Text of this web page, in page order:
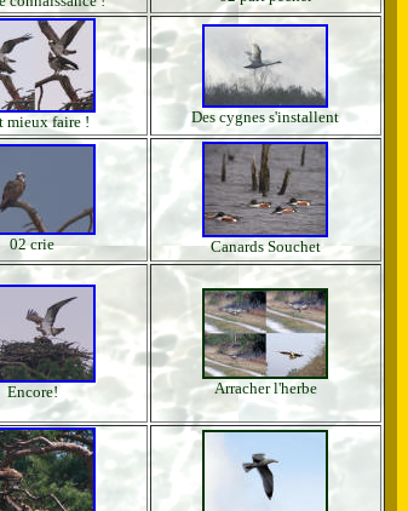
mieux faire ! Des cygnes s'installent
02 crie Canards Souchet
Encore! Arracher l'herbe